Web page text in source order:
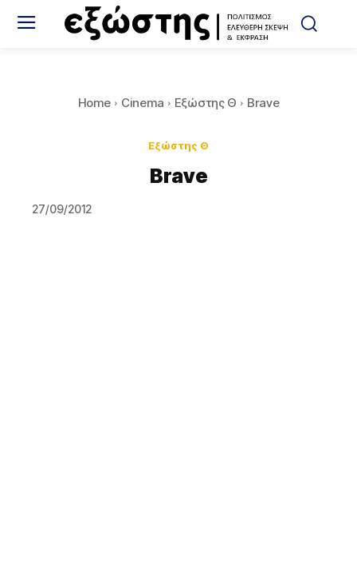
Home Cinema Εξώστης Θ Brave
Εξώστης Θ
Brave
27/09/2012